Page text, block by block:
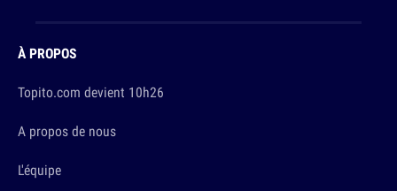
À PROPOS
Topito.com devient 10h26
A propos de nous
L'équipe